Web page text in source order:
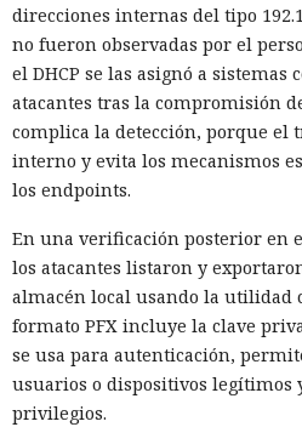
direcciones internas del tipo
no fueron observadas por el
el DHCP se las asignó a sistemas
atacantes tras la compromisión
complica la detección, porque el
interno y evita los mecanismos
los endpoints.
En una verificación posterior en
los atacantes listaron y
almacén local usando la utilidad
formato PFX incluye la clave
se usa para autenticación,
usuarios o dispositivos legítimos
privilegios.